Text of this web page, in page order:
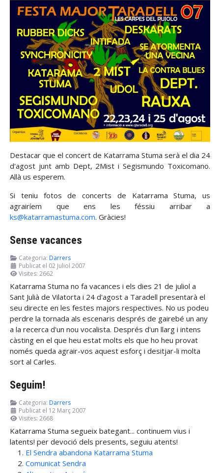
Destacar que el concert de Katarrama Stuma serà el dia 24
d'agost junt amb Dept, 2Mist i Segismundo Toxicomano.
Allà us esperem.
Si teniu fotos de concerts de Katarrama Stuma, us
agrairíem que ens les féssiu arribar a
ks@katarramastuma.com. Gràcies!
Sense vacances
Categoria: Darrers
Publicat el 02 Juliol 2007
Visites: 2662
Katarrama Stuma no fa vacances i els dies 21 de juliol a
Sant Julià de Vilatorta i 24 d'agost a Taradell presentarà el
seu directe en les festes majors respectives. No us podeu
perdre la tornada als escenaris després de gairebé un any
a la recerca d'un nou vocalista. Després d'un llarg i intens
càsting en el que heu estat molts els que ho heu provat
només queda agrair-vos aquest esforç i desitjar-li molta
sort al Carles.
Seguim!
Categoria: Darrers
Publicat el 12 Març 2007
Visites: 2668
Katarrama Stuma segueix bategant... continuem vius i
latents! per devoció dels presents, seguiu atents!
El Sendra abandona Katarrama Stuma
Comunicat Sendra